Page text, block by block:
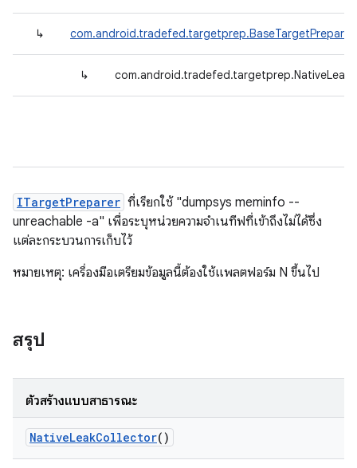
↳ com.android.tradefed.targetprep.BaseTargetPreparer
↳
ITargetPreparer ที่เรียกใช้ "dumpsys meminfo --
unreachable -a" เพื่อระบุหน่วยความจำเนทีฟที่เข้าถึงไม่ได้ซึ่ง
แต่ละกระบวนการเก็บไว้
หมายเหตุ: เครื่องมือเตรียมข้อมูลนี้ต้องใช้แพลตฟอร์ม N ขึ้นไป
สรุป
ตัวสร้างแบบสาธารณะ
NativeLeakCollector()